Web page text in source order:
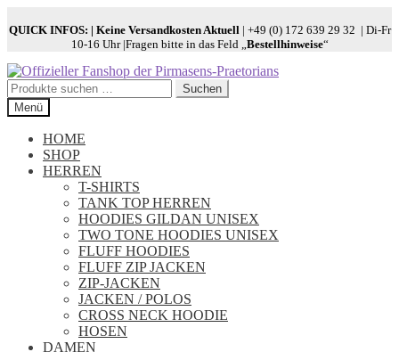
QUICK INFOS: | Keine Versandkosten Aktuell | +49 (0) 172 639 29 32 | Di-Fr
10-16 Uhr |Fragen bitte in das Feld „Bestellhinweise“
Zur
Navigation
springen
Zum
Inhalt
springen
Suchen
nach:
Suchen
Menü
HOME
SHOP
HERREN
T-SHIRTS
TANK TOP HERREN
HOODIES GILDAN UNISEX
TWO TONE HOODIES UNISEX
FLUFF HOODIES
FLUFF ZIP JACKEN
ZIP-JACKEN
JACKEN / POLOS
CROSS NECK HOODIE
HOSEN
DAMEN